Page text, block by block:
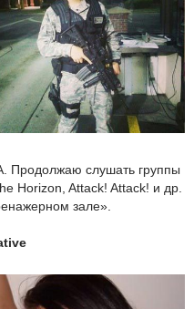
Продолжаю слушать группы
Horizon, Attack! Attack! и др.
зале».